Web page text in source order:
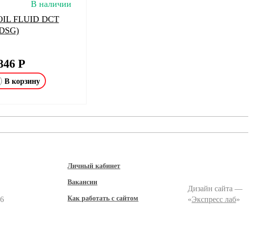
В наличии
FLUID DCT
Р
Личный кабинет
Вакансии
Как работать с сайтом
Дизайн сайта —
«Экспресс лаб»